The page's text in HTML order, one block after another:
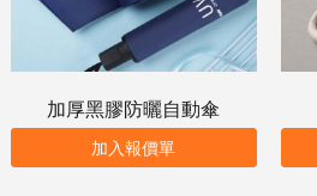
加厚黑膠防曬自動傘
加入報價單